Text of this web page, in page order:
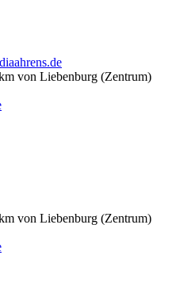
von Liebenburg (Zentrum)
von Liebenburg (Zentrum)